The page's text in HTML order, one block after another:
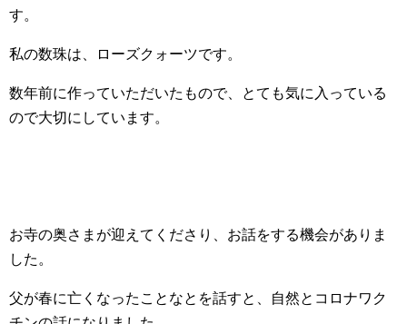
す。
私の数珠は、ローズクォーツです。
数年前に作っていただいたもので、とても気に入っている
ので大切にしています。
お寺の奥さまが迎えてくださり、お話をする機会がありま
した。
父が春に亡くなったことなとを話すと、自然とコロナワク